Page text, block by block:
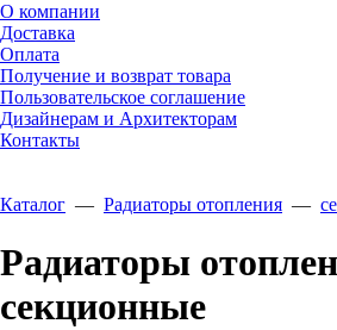
О компании
Доставка
Оплата
Получение и возврат товара
Пользовательское соглашение
Дизайнерам и Архитекторам
Контакты
Каталог — Радиаторы отопления —
Радиаторы
секционные